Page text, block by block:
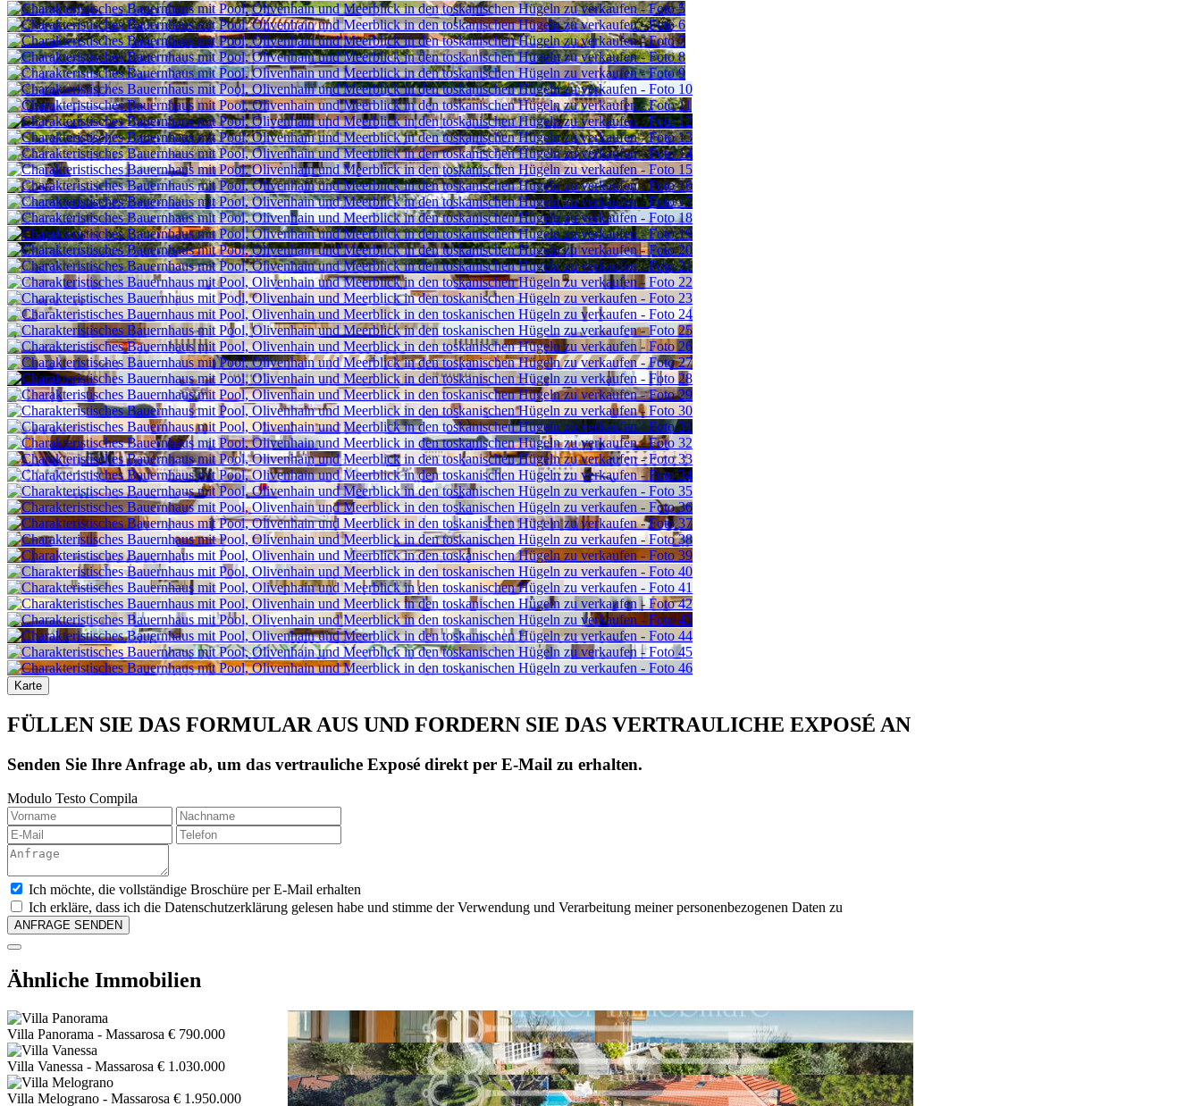
Karte
FÜLLEN SIE DAS FORMULAR AUS UND FORDERN SIE DAS VERTRAULICHE EXPOSÉ AN
Senden Sie Ihre Anfrage ab, um das vertrauliche Exposé direkt per E-Mail zu erhalten.
Modulo Testo Compila
Ich möchte, die vollständige Broschüre per E-Mail erhalten
Ich erkläre, dass ich die Datenschutzerklärung gelesen habe und stimme der Verwendung und Verarbeitung meiner personenbezogenen Daten zu
Ähnliche Immobilien
Villa Panorama - Massarosa € 790.000
Villa Vanessa - Massarosa € 1.030.000
Villa Melograno - Massarosa € 1.950.000